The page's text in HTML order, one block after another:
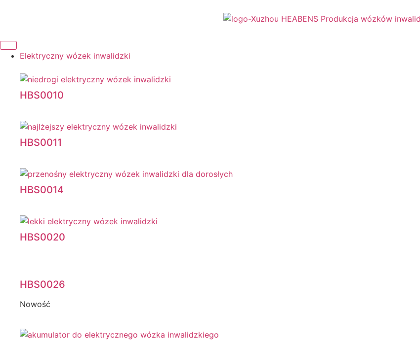
Elektryczny wózek inwalidzki
HBS0010
HBS0011
HBS0014
HBS0020
HBS0026
Nowość